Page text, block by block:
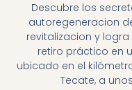
Descubre los
autoregeneracion
revitalizacion y
retiro práctico en
ubicado en el
Tecate, a